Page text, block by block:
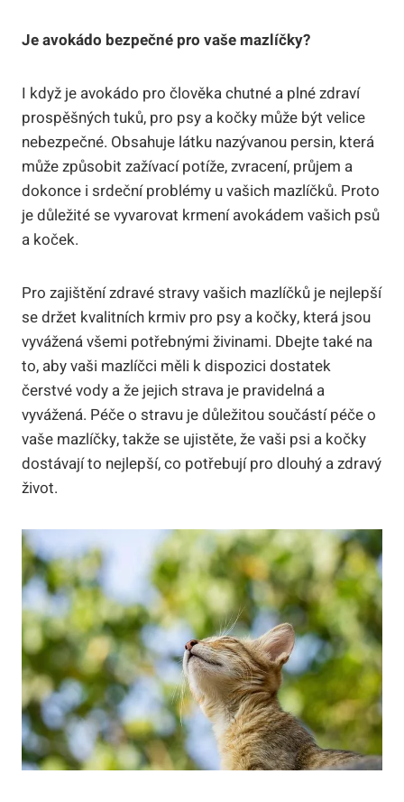
Je avokádo bezpečné pro vaše mazlíčky?
I když je avokádo pro člověka chutné a plné zdraví
prospěšných tuků, pro psy a kočky může být velice
nebezpečné. Obsahuje látku nazývanou persin, která
může způsobit zažívací potíže, zvracení, průjem a
dokonce i srdeční problémy u vašich mazlíčků. Proto
je důležité se vyvarovat krmení avokádem vašich psů
a koček.
Pro zajištění zdravé stravy vašich mazlíčků je nejlepší
se držet kvalitních krmiv pro psy a kočky, která jsou
vyvážená všemi potřebnými živinami. Dbejte také na
to, aby vaši mazlíčci měli k dispozici dostatek
čerstvé vody a že jejich strava je pravidelná a
vyvážená. Péče o stravu je důležitou součástí péče o
vaše mazlíčky, takže se ujistěte, že vaši psi a kočky
dostávají to nejlepší, co potřebují pro dlouhý a zdravý
život.